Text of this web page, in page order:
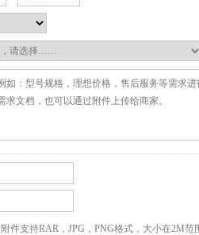
附件支持RAR，JPG，PNG格式，大小在2M范